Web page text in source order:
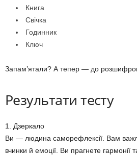
Книга
Свічка
Годинник
Ключ
Запам’ятали? А тепер — до
Результати тесту
1. Дзеркало
Ви — людина саморефлексії. Вам
вчинки й емоції. Ви прагнете гармонії